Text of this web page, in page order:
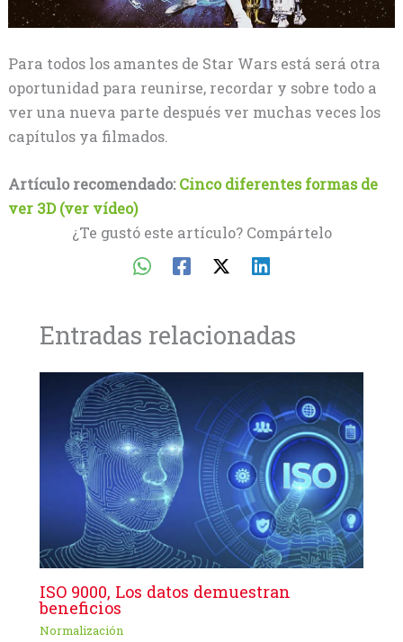
Para todos los amantes de Star Wars está será otra
oportunidad para reunirse, recordar y sobre todo a
ver una nueva parte después ver muchas veces los
capítulos ya filmados.
Artículo recomendado:Cinco diferentes formas de
ver 3D (ver vídeo)
¿Te gustó este artículo? Compártelo
Entradas relacionadas
ISO 9000, Los datos demuestran
beneficios
Normalización